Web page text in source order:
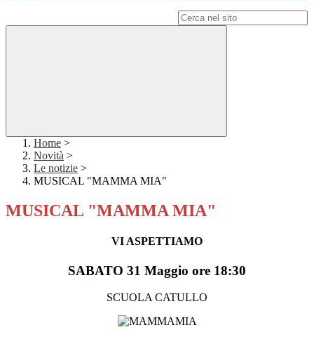
Home >
Novità >
Le notizie >
MUSICAL "MAMMA MIA"
MUSICAL "MAMMA MIA"
VI ASPETTIAMO
SABATO 31 Maggio ore 18:30
SCUOLA CATULLO